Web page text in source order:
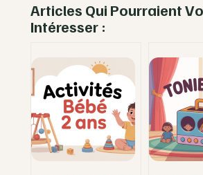
Articles Qui Pourraient
Intéresser :